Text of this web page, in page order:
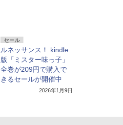
セール
ルネッサンス！ kindle
版「ミスター味っ子」
全巻が209円で購入で
きるセールが開催中
2026年1月9日